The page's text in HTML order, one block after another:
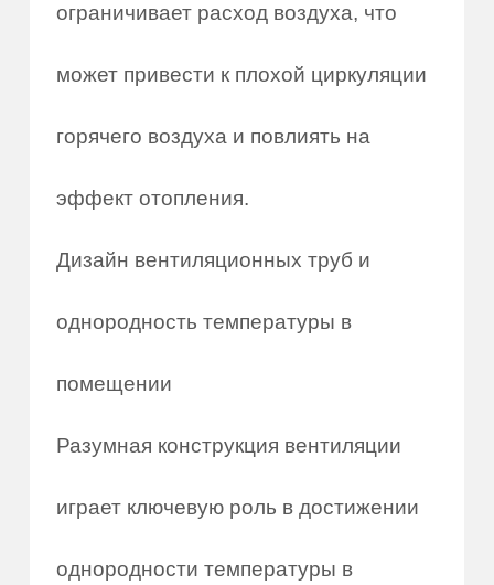
ограничивает расход воздуха, что
может привести к плохой циркуляции
горячего воздуха и повлиять на
эффект отопления.
Дизайн вентиляционных труб и
однородность температуры в
помещении
Разумная конструкция вентиляции
играет ключевую роль в достижении
однородности температуры в